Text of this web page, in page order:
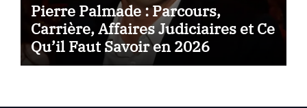
Pierre Palmade : Parcours,
Carrière, Affaires Judiciaires et Ce
Qu’il Faut Savoir en 2026